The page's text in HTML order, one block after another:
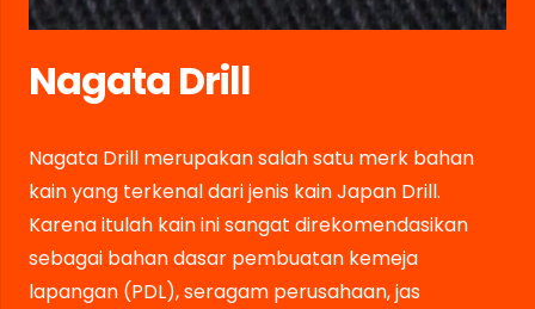
Nagata Drill
Nagata Drill merupakan salah satu merk bahan
kain yang terkenal dari jenis kain Japan Drill.
Karena itulah kain ini sangat direkomendasikan
sebagai bahan dasar pembuatan kemeja
lapangan (PDL), seragam perusahaan, jas